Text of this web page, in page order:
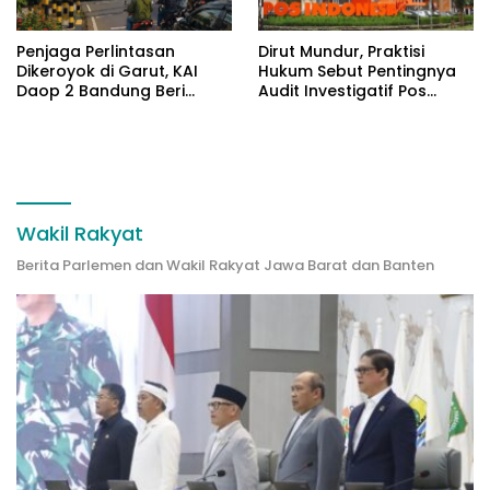
Penjaga Perlintasan
Dikeroyok di Garut, KAI
Daop 2 Bandung Beri
Dirut Mundur, Praktisi
Hukum Sebut Pentingnya
Audit Investigatif Pos
Wakil Rakyat
Berita Parlemen dan Wakil Rakyat Jawa Barat dan Banten